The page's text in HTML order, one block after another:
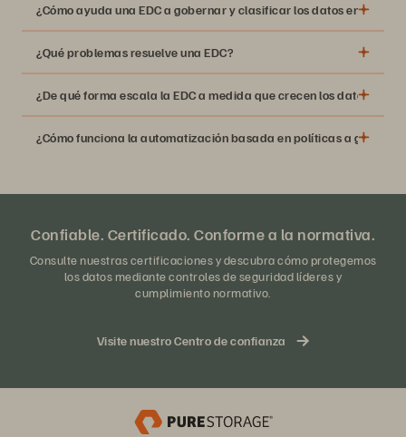
¿Cómo ayuda una EDC a gobernar y clasificar los datos en
¿Qué problemas resuelve una EDC?
¿De qué forma escala la EDC a medida que crecen los datos y la
¿Cómo funciona la automatización basada en políticas a gran
Confiable. Certificado. Conforme a la normativa.
Consulte nuestras certificaciones y descubra cómo protegemos
los datos mediante controles de seguridad líderes y
cumplimiento normativo.
Visite nuestro Centro de confianza